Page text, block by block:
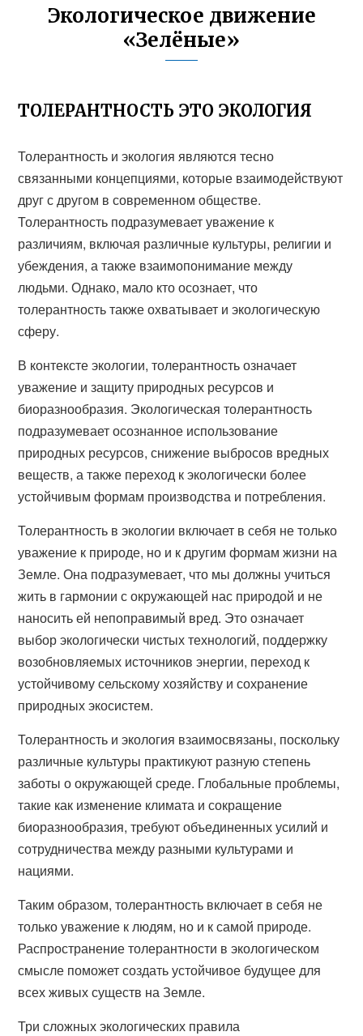
Экологическое движение
«Зелёные»
ТОЛЕРАНТНОСТЬ ЭТО ЭКОЛОГИЯ
Толерантность и экология являются тесно
связанными концепциями, которые взаимодействуют
друг с другом в современном обществе.
Толерантность подразумевает уважение к
различиям, включая различные культуры, религии и
убеждения, а также взаимопонимание между
людьми. Однако, мало кто осознает, что
толерантность также охватывает и экологическую
сферу.
В контексте экологии, толерантность означает
уважение и защиту природных ресурсов и
биоразнообразия. Экологическая толерантность
подразумевает осознанное использование
природных ресурсов, снижение выбросов вредных
веществ, а также переход к экологически более
устойчивым формам производства и потребления.
Толерантность в экологии включает в себя не только
уважение к природе, но и к другим формам жизни на
Земле. Она подразумевает, что мы должны учиться
жить в гармонии с окружающей нас природой и не
наносить ей непоправимый вред. Это означает
выбор экологически чистых технологий, поддержку
возобновляемых источников энергии, переход к
устойчивому сельскому хозяйству и сохранение
природных экосистем.
Толерантность и экология взаимосвязаны, поскольку
различные культуры практикуют разную степень
заботы о окружающей среде. Глобальные проблемы,
такие как изменение климата и сокращение
биоразнообразия, требуют объединенных усилий и
сотрудничества между разными культурами и
нациями.
Таким образом, толерантность включает в себя не
только уважение к людям, но и к самой природе.
Распространение толерантности в экологическом
смысле поможет создать устойчивое будущее для
всех живых существ на Земле.
Три сложных экологических правила